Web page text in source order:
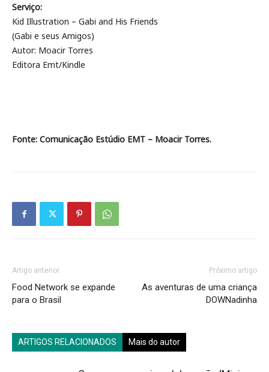
Serviço:
Kid Illustration – Gabi and His Friends
(Gabi e seus Amigos)
Autor: Moacir Torres
Editora Emt/Kindle
Fonte: Comunicação Estúdio EMT – Moacir Torres.
Artigo anterior
Food Network se expande
para o Brasil
Próximo artigo
As aventuras de uma criança
DOWNadinha
ARTIGOS RELACIONADOS Mais do autor